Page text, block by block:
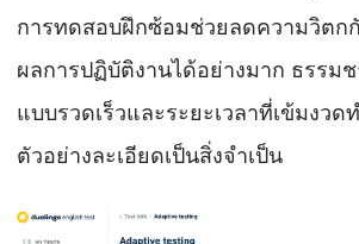
การทดสอบฝึกซ้อมช่วยลดความวิตก
ผลการปฏิบัติงานได้อย่างมาก ธรรม
แบบรวดเร็วและระยะเวลาที่เข้มงวด
ตัวอย่างละเอียดเป็นสิ่งจำเป็น